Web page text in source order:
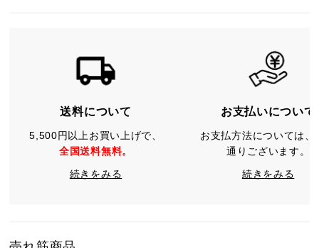
送料について
5,500円以上お買い上げで、
全国送料無料。
続きをみる
お支払いについて
お支払方法については、
通りございます。
続きをみる